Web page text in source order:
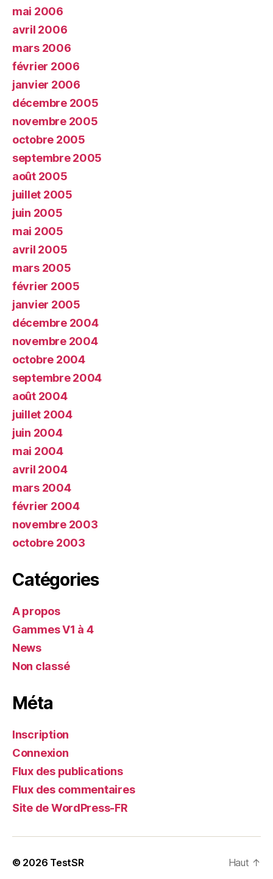
mai 2006
avril 2006
mars 2006
février 2006
janvier 2006
décembre 2005
novembre 2005
octobre 2005
septembre 2005
août 2005
juillet 2005
juin 2005
mai 2005
avril 2005
mars 2005
février 2005
janvier 2005
décembre 2004
novembre 2004
octobre 2004
septembre 2004
août 2004
juillet 2004
juin 2004
mai 2004
avril 2004
mars 2004
février 2004
novembre 2003
octobre 2003
Catégories
A propos
Gammes V1 à 4
News
Non classé
Méta
Inscription
Connexion
Flux des publications
Flux des commentaires
Site de WordPress-FR
© 2026 TestSR Haut ↑